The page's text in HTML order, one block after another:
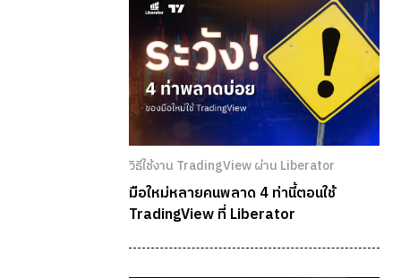
วิธีใช้งาน TradingView ผ่าน Liberator
มือใหม่หลายคนพลาด 4 ท่านี้ตอนใช้
TradingView ที่ Liberator